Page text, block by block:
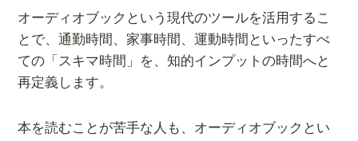
オーディオブックという現代のツールを活用するこ
とで、通勤時間、家事時間、運動時間といったすべ
ての「スキマ時間」を、知的インプットの時間へと
再定義します。
本を読むことが苦手な人も、オーディオブックとい